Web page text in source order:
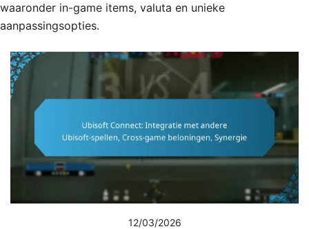
waaronder in-game items, valuta en unieke
aanpassingsopties.
12/03/2026